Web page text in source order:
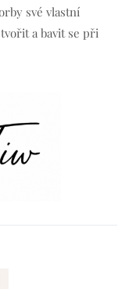
své vlastní
a bavit se při